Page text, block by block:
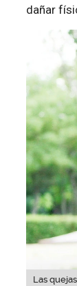
dañar
Las